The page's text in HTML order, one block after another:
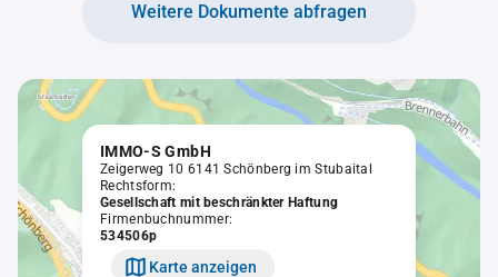
Weitere Dokumente abfragen
IMMO-S GmbH
Zeigerweg 10 6141 Schönberg im Stubaital
Rechtsform:
Gesellschaft mit beschränkter Haftung
Firmenbuchnummer:
534506p
Karte anzeigen